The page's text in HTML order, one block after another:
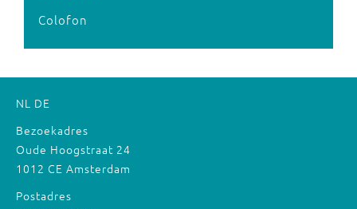
Colofon
NL DE
Bezoekadres
Oude Hoogstraat 24
1012 CE Amsterdam
Postadres